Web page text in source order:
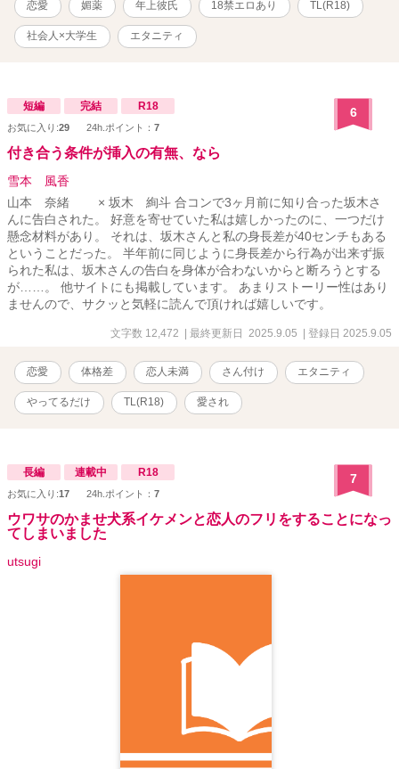
恋愛 媚薬 年上彼氏 18禁エロあり TL(R18)
社会人×大学生 エタニティ
短編 完結 R18
お気に入り:29 24h.ポイント： 7
6
付き合う条件が挿入の有無、なら
雪本 風香
山本 奈緒 × 坂木 絢斗 合コンで3ヶ月前に知り合った坂木さ
んに告白された。 好意を寄せていた私は嬉しかったのに、一つだけ
懸念材料があり。 それは、坂木さんと私の身長差が40センチもある
ということだった。 半年前に同じように身長差から行為が出来ず振
られた私は、坂木さんの告白を身体が合わないからと断ろうとする
が……。 他サイトにも掲載しています。 あまりストーリー性はあり
ませんので、サクッと気軽に読んで頂ければ嬉しいです。
文字数 12,472 | 最終更新日 2025.9.05 | 登録日 2025.9.05
恋愛 体格差 恋人未満 さん付け エタニティ
やってるだけ TL(R18) 愛され
長編 連載中 R18
お気に入り:17 24h.ポイント： 7
7
ウワサのかませ犬系イケメンと恋人のフリをすることになっ
てしまいました
utsugi